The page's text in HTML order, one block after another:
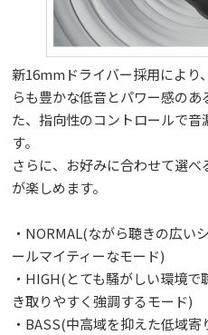
新16mmドライバー採用により
らも豊かな低音とパワー感の
た、指向性のコントロールで
す。
さらに、お好みに合わせて選
が楽しめます。
・NORMAL(ながら聴きの広い
ールマイティーなモード)
・HIGH(とても騒がしい環境
き取りやすく強調するモード)
・BASS(中高域を抑えた低域